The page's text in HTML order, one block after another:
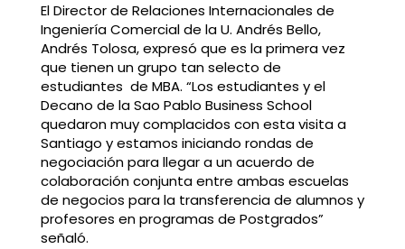
El Director de Relaciones Internacionales de
Ingeniería Comercial de la U. Andrés Bello,
Andrés Tolosa, expresó que es la primera vez
que tienen un grupo tan selecto de
estudiantes de MBA. “Los estudiantes y el
Decano de la Sao Pablo Business School
quedaron muy complacidos con esta visita a
Santiago y estamos iniciando rondas de
negociación para llegar a un acuerdo de
colaboración conjunta entre ambas escuelas
de negocios para la transferencia de alumnos y
profesores en programas de Postgrados”
señaló.